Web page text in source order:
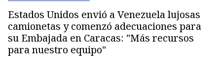
Estados Unidos envió a Venezuela lujosas
camionetas y comenzó adecuaciones para
su Embajada en Caracas: "Más recursos
para nuestro equipo"